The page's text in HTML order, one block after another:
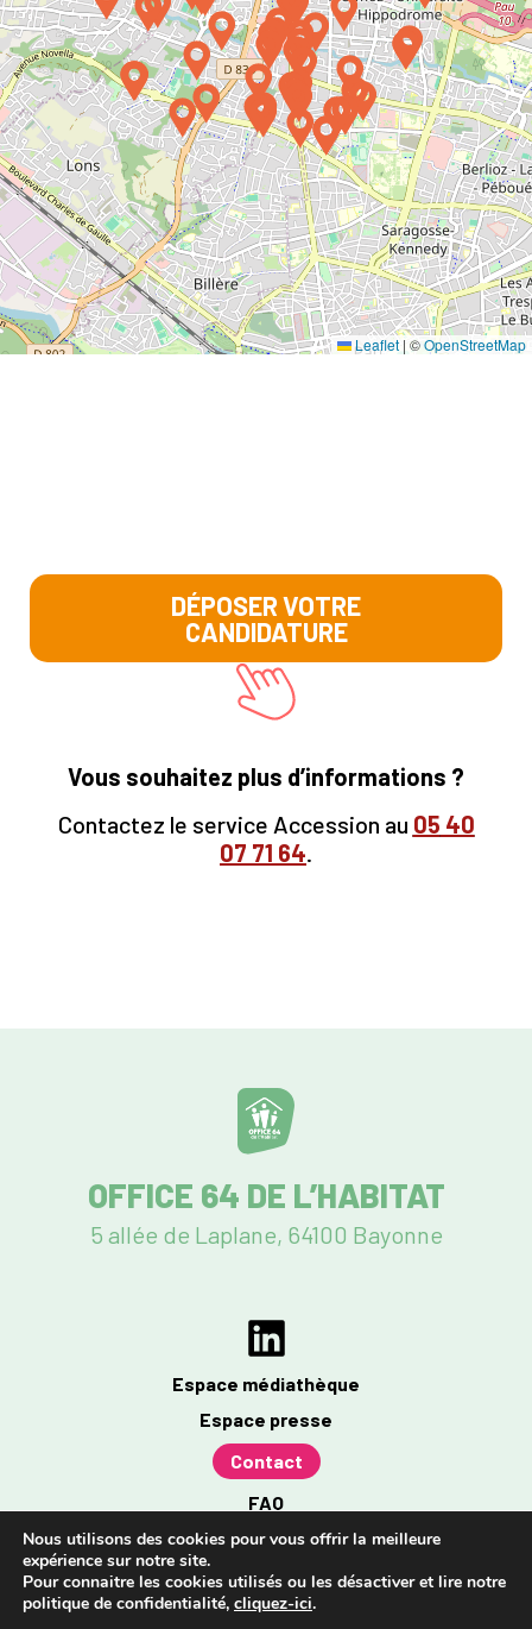
Leaflet | ©OpenStreetMap
DÉPOSER VOTRE
CANDIDATURE
Vous souhaitez plus d’informations ?
Contactez le service Accession au 05 40
07 71 64.
OFFICE 64 DE L’HABITAT
5 allée de Laplane, 64100 Bayonne
Espace médiathèque
Espace presse
Contact
FAQ
Mentions légales
Politique de confidentialité
Accessibilité : partiellement conforme à 96%
Nous utilisons des cookies pour vous offrir la meilleure
expérience sur notre site.
Pour connaitre les cookies utilisés ou les désactiver et lire notre
politique de confidentialité, cliquez-ici.